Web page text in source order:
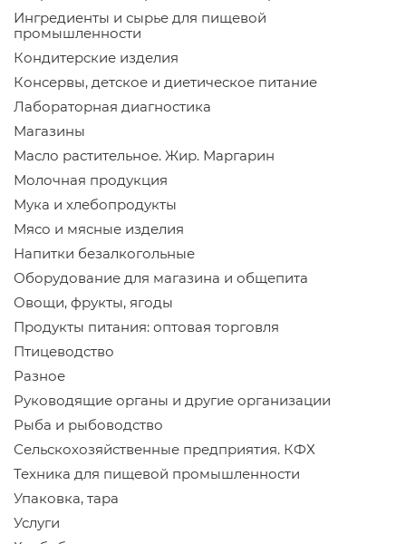
Ингредиенты и сырье для пищевой
промышленности
Кондитерские изделия
Консервы, детское и диетическое питание
Лабораторная диагностика
Магазины
Масло растительное. Жир. Маргарин
Молочная продукция
Мука и хлебопродукты
Мясо и мясные изделия
Напитки безалкогольные
Оборудование для магазина и общепита
Овощи, фрукты, ягоды
Продукты питания: оптовая торговля
Птицеводство
Разное
Руководящие органы и другие организации
Рыба и рыбоводство
Сельскохозяйственные предприятия. КФХ
Техника для пищевой промышленности
Упаковка, тара
Услуги